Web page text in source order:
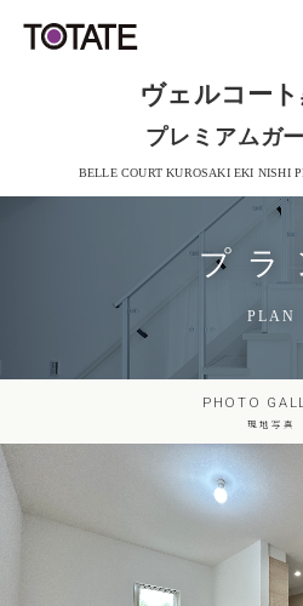
BELLE COURT KUROSAKI EKI NISHI
ヴェルコー
プレミアムガ
プラ
PLAN
PHOTO
現地写真